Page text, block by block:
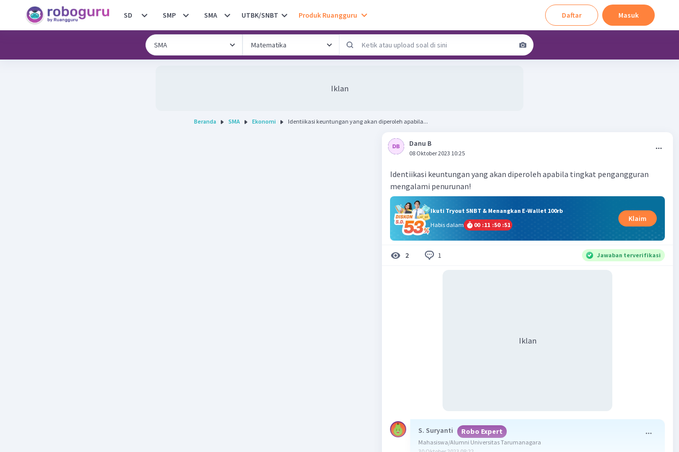
SD SMP SMA UTBK/SNBT Produk Ruangguru Daftar Masuk
Iklan
Beranda SMA Ekonomi Identiikasi keuntungan yang akan diperoleh apabila...
Danu B
08 Oktober 2023 10:25
Identiikasi keuntungan yang akan diperoleh apabila tingkat pengangguran
mengalami penurunan!
Ikuti Tryout SNBT & Menangkan E-Wallet 100rb
Habis dalam
00 :11 :50 :51
Klaim
2 1 Jawaban terverifikasi
Iklan
S. Suryanti Robo Expert
Mahasiswa/Alumni Universitas Tarumanagara